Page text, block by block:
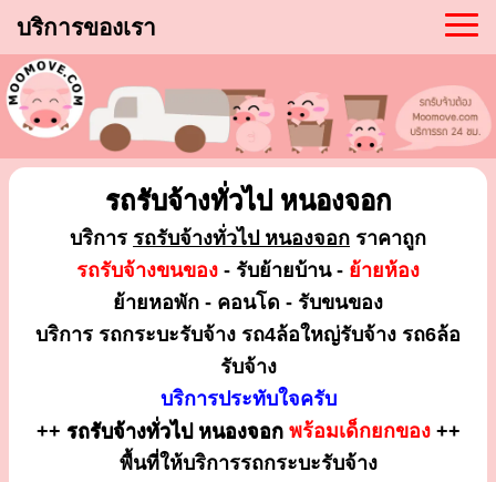
บริการของเรา
รถรับจ้างทั่วไป หนองจอก
บริการ รถรับจ้างทั่วไป หนองจอก ราคาถูก
รถรับจ้างขนของ - รับย้ายบ้าน - ย้ายห้อง
ย้ายหอพัก - คอนโด - รับขนของ
บริการ รถกระบะรับจ้าง รถ4ล้อใหญ่รับจ้าง รถ6ล้อ
รับจ้าง
บริการประทับใจครับ
++ รถรับจ้างทั่วไป หนองจอก พร้อมเด็กยกของ++
พื้นที่ให้บริการรถกระบะรับจ้าง